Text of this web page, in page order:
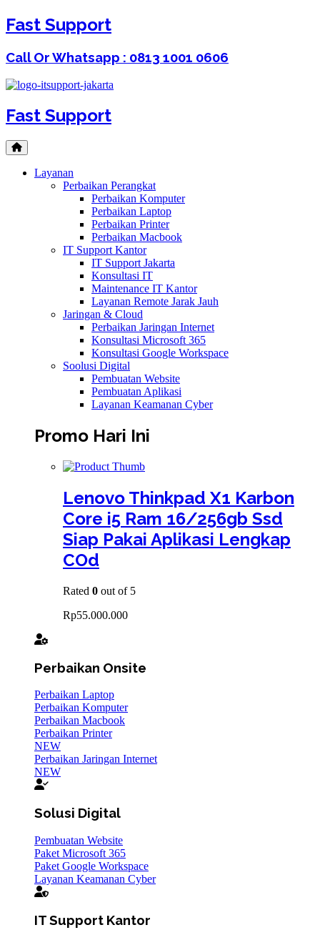
Fast Support
Call Or Whatsapp : 0813 1001 0606
Fast Support
Layanan
Perbaikan Perangkat
Perbaikan Komputer
Perbaikan Laptop
Perbaikan Printer
Perbaikan Macbook
IT Support Kantor
IT Support Jakarta
Konsultasi IT
Maintenance IT Kantor
Layanan Remote Jarak Jauh
Jaringan & Cloud
Perbaikan Jaringan Internet
Konsultasi Microsoft 365
Konsultasi Google Workspace
Soolusi Digital
Pembuatan Website
Pembuatan Aplikasi
Layanan Keamanan Cyber
Promo Hari Ini
Lenovo Thinkpad X1 Karbon
Core i5 Ram 16/256gb Ssd
Siap Pakai Aplikasi Lengkap
COd
Rated 0 out of 5
Rp55.000.000
Perbaikan Onsite
Perbaikan Laptop
Perbaikan Komputer
Perbaikan Macbook
Perbaikan Printer
NEW
Perbaikan Jaringan Internet
NEW
Solusi Digital
Pembuatan Website
Paket Microsoft 365
Paket Google Workspace
Layanan Keamanan Cyber
IT Support Kantor